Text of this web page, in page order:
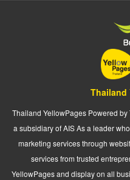
Thailand
Thailand YellowPages Powered
a subsidiary of AIS As a leader
marketing services through
services from trusted
YellowPages and display on all